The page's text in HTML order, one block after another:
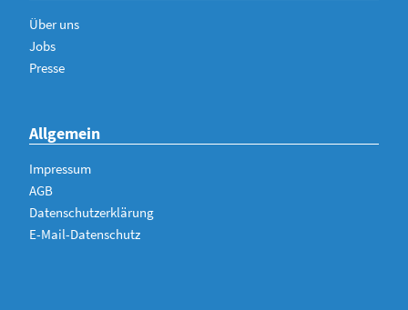
Über uns
Jobs
Presse
Allgemein
Impressum
AGB
Datenschutzerklärung
E-Mail-Datenschutz